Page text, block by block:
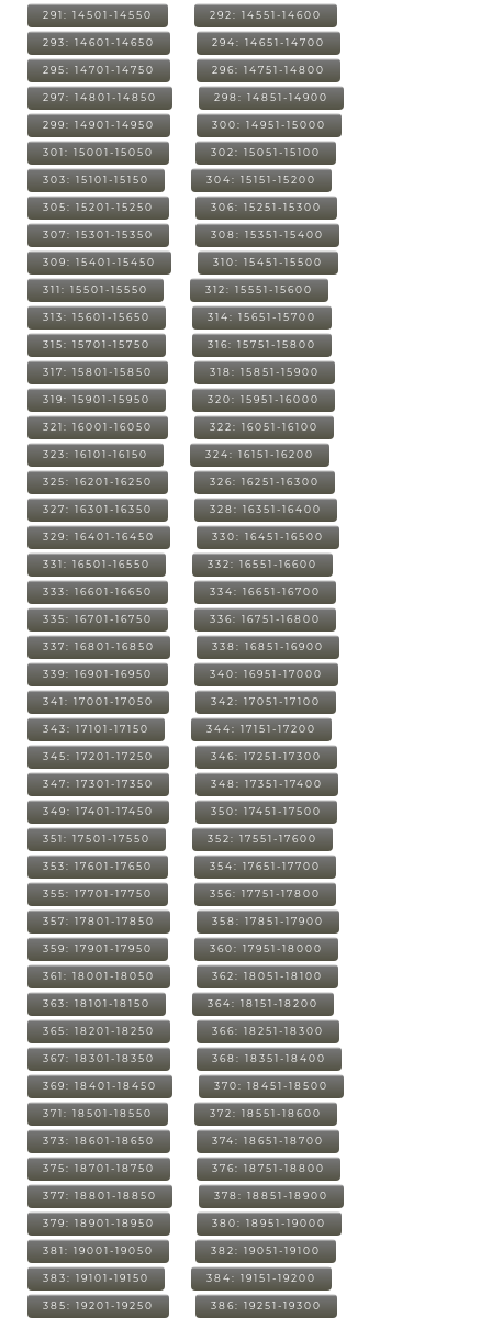
291: 14501-14550 292: 14551-14600
293: 14601-14650 294: 14651-14700
295: 14701-14750 296: 14751-14800
297: 14801-14850 298: 14851-14900
299: 14901-14950 300: 14951-15000
301: 15001-15050 302: 15051-15100
303: 15101-15150 304: 15151-15200
305: 15201-15250 306: 15251-15300
307: 15301-15350 308: 15351-15400
309: 15401-15450 310: 15451-15500
311: 15501-15550 312: 15551-15600
313: 15601-15650 314: 15651-15700
315: 15701-15750 316: 15751-15800
317: 15801-15850 318: 15851-15900
319: 15901-15950 320: 15951-16000
321: 16001-16050 322: 16051-16100
323: 16101-16150 324: 16151-16200
325: 16201-16250 326: 16251-16300
327: 16301-16350 328: 16351-16400
329: 16401-16450 330: 16451-16500
331: 16501-16550 332: 16551-16600
333: 16601-16650 334: 16651-16700
335: 16701-16750 336: 16751-16800
337: 16801-16850 338: 16851-16900
339: 16901-16950 340: 16951-17000
341: 17001-17050 342: 17051-17100
343: 17101-17150 344: 17151-17200
345: 17201-17250 346: 17251-17300
347: 17301-17350 348: 17351-17400
349: 17401-17450 350: 17451-17500
351: 17501-17550 352: 17551-17600
353: 17601-17650 354: 17651-17700
355: 17701-17750 356: 17751-17800
357: 17801-17850 358: 17851-17900
359: 17901-17950 360: 17951-18000
361: 18001-18050 362: 18051-18100
363: 18101-18150 364: 18151-18200
365: 18201-18250 366: 18251-18300
367: 18301-18350 368: 18351-18400
369: 18401-18450 370: 18451-18500
371: 18501-18550 372: 18551-18600
373: 18601-18650 374: 18651-18700
375: 18701-18750 376: 18751-18800
377: 18801-18850 378: 18851-18900
379: 18901-18950 380: 18951-19000
381: 19001-19050 382: 19051-19100
383: 19101-19150 384: 19151-19200
385: 19201-19250 386: 19251-19300